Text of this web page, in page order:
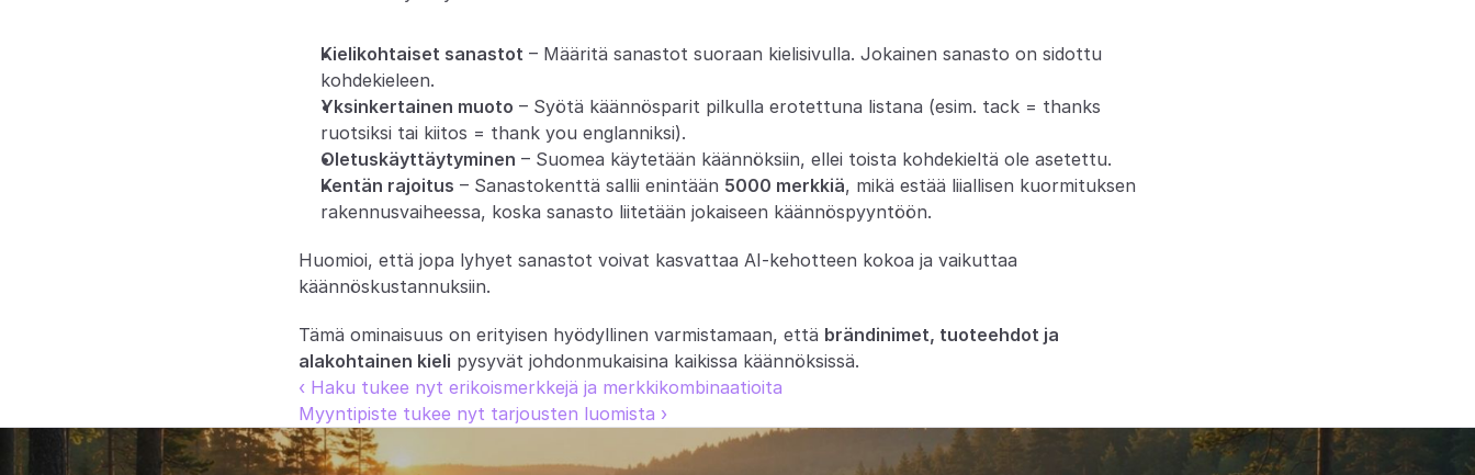
Kielikohtaiset sanastot – Määritä sanastot suoraan kielisivulla. Jokainen sanasto on sidottu
kohdekieleen.
Yksinkertainen muoto – Syötä käännösparit pilkulla erotettuna listana (esim. tack = thanks
ruotsiksi tai kiitos = thank you englanniksi).
Oletuskäyttäytyminen – Suomea käytetään käännöksiin, ellei toista kohdekieltä ole asetettu.
Kentän rajoitus – Sanastokenttä sallii enintään 5000 merkkiä, mikä estää liiallisen kuormituksen
rakennusvaiheessa, koska sanasto liitetään jokaiseen käännöspyyntöön.
Huomioi, että jopa lyhyet sanastot voivat kasvattaa AI-kehotteen kokoa ja vaikuttaa
käännöskustannuksiin.
Tämä ominaisuus on erityisen hyödyllinen varmistamaan, että brändinimet, tuoteehdot ja
alakohtainen kieli pysyvät johdonmukaisina kaikissa käännöksissä.
‹ Haku tukee nyt erikoismerkkejä ja merkkikombinaatioita
Myyntipiste tukee nyt tarjousten luomista ›